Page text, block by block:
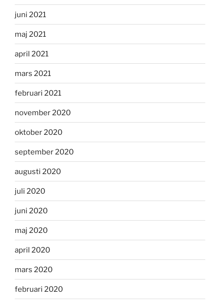
juni 2021
maj 2021
april 2021
mars 2021
februari 2021
november 2020
oktober 2020
september 2020
augusti 2020
juli 2020
juni 2020
maj 2020
april 2020
mars 2020
februari 2020